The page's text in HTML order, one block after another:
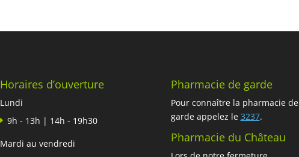
Horaires d’ouverture
Lundi
9h - 13h | 14h - 19h30
Mardi au vendredi
Pharmacie de garde
Pour connaître la pharmacie de
garde appelez le 3237.
Pharmacie du Château